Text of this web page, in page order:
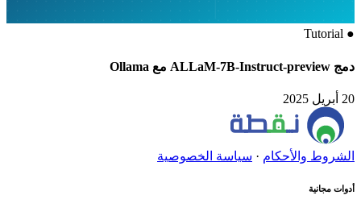
●
Tutorial
دمج ALLaM-7B-Instruct-preview مع Ollama
20 أبريل 2025
الشروط والأحكام· سياسة الخصوصية
أدوات مجانية